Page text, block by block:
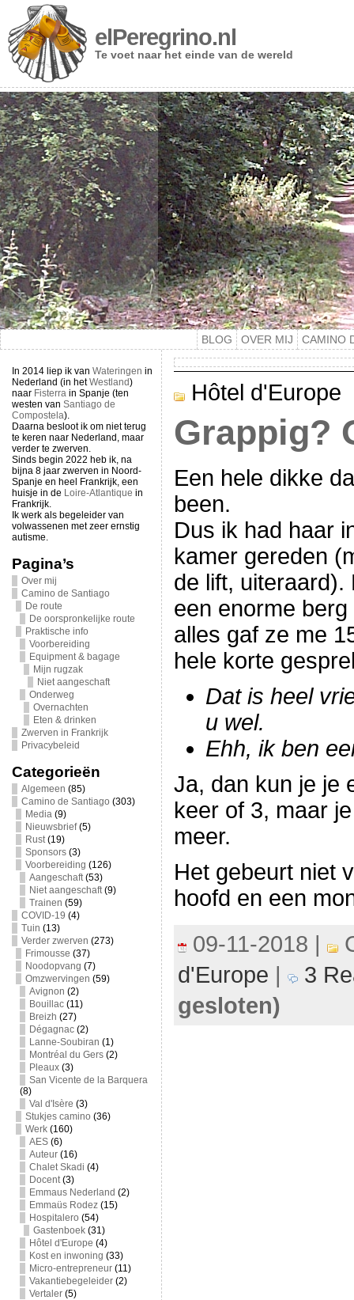
elPeregrino.nl
Te voet naar het einde van de wereld
BLOG OVER MIJ CAMINO
In 2014 liep ik van Wateringen in
Nederland (in hetWestland)
naar Fisterrain Spanje (ten
westen van Santiago de
Compostela).
Daarna besloot ik om niet terug
te keren naar Nederland, maar
verder te zwerven.
Sinds begin 2022 heb ik, na
bijna 8 jaar zwerven in Noord-
Spanje en heel Frankrijk, een
huisje in de Loire-Atlantique in
Frankrijk.
Ik werk als begeleider van
volwassenen met zeer ernstig
autisme.
Pagina’s
Over mij
Camino de Santiago
De route
De oorspronkelijke route
Praktische info
Voorbereiding
Equipment & bagage
Mijn rugzak
Niet aangeschaft
Onderweg
Overnachten
Eten & drinken
Zwerven in Frankrijk
Privacybeleid
Categorieën
Algemeen (85)
Camino de Santiago (303)
Media(9)
Nieuwsbrief(5)
Rust(19)
Sponsors(3)
Voorbereiding (126)
Aangeschaft(53)
Niet aangeschaft(9)
Trainen (59)
COVID-19 (4)
Tuin (13)
Verder zwerven (273)
Frimousse (37)
Noodopvang (7)
Omzwervingen (59)
Avignon (2)
Bouillac(11)
Breizh (27)
Dégagnac(2)
Lanne-Soubiran (1)
Montréal du Gers(2)
Pleaux(3)
San Vicente de la Barquera
(8)
Val d'Isère (3)
Stukjes camino (36)
Werk(160)
AES(6)
Auteur(16)
Chalet Skadi (4)
Docent(3)
Emmaus Nederland (2)
Emmaüs Rodez(15)
Hospitalero (54)
Gastenboek(31)
Hôtel d'Europe (4)
Kost en inwoning (33)
Micro-entrepreneur(11)
Vakantiebegeleider(2)
Vertaler(5)
Hôtel d'Europe
Grappig?
Een hele dikke
been.
Dus ik had haar
kamer gereden
de lift,
een enorme
alles gaf ze me
hele korte
Dat is heel
u wel.
Ehh, ik ben
Ja, dan kun je je
keer of 3, maar
meer.
Het gebeurt niet
hoofd en een
09-11-2018 |
d'Europe |
3
gesloten)